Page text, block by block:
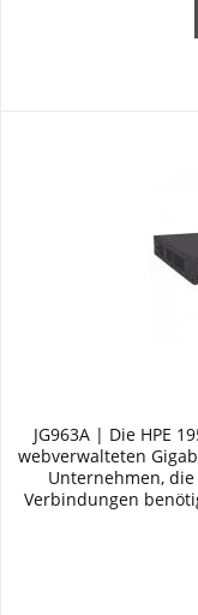
JG963A | Die HPE
webverwalteten
Unternehmen,
Verbindungen